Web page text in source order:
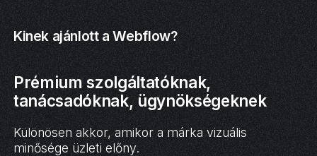
Kinek ajánlott a Webflow?
Prémium szolgáltatóknak,
tanácsadóknak, ügynökségeknek
Különösen akkor, amikor a márka vizuális
minősége üzleti előny.